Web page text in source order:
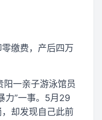
缴费，产后四万
一亲子游泳馆员
力”一事。5月29
却发现自己此前